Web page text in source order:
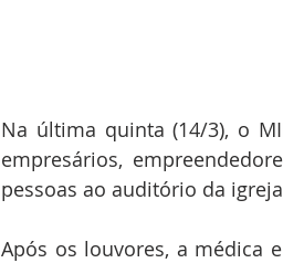
Na última quinta (14/3), o
empresários,
pessoas ao auditório da
Após os louvores, a médica